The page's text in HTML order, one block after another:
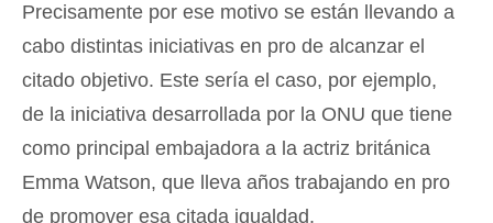
Precisamente por ese motivo se están llevando a
cabo distintas iniciativas en pro de alcanzar el
citado objetivo. Este sería el caso, por ejemplo,
de la iniciativa desarrollada por la ONU que tiene
como principal embajadora a la actriz británica
Emma Watson, que lleva años trabajando en pro
de promover esa citada igualdad.